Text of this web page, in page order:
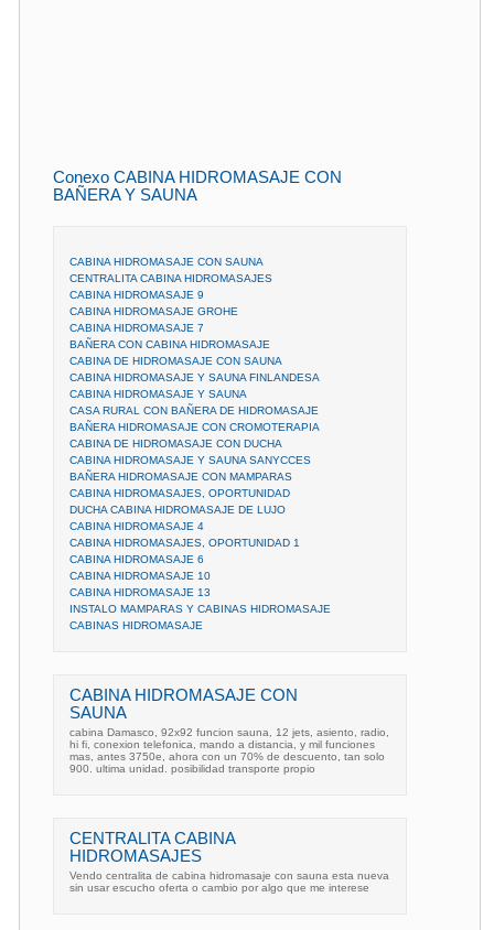
Conexo CABINA HIDROMASAJE CON
BAÑERA Y SAUNA
CABINA HIDROMASAJE CON SAUNA
CENTRALITA CABINA HIDROMASAJES
CABINA HIDROMASAJE 9
CABINA HIDROMASAJE GROHE
CABINA HIDROMASAJE 7
BAÑERA CON CABINA HIDROMASAJE
CABINA DE HIDROMASAJE CON SAUNA
CABINA HIDROMASAJE Y SAUNA FINLANDESA
CABINA HIDROMASAJE Y SAUNA
CASA RURAL CON BAÑERA DE HIDROMASAJE
BAÑERA HIDROMASAJE CON CROMOTERAPIA
CABINA DE HIDROMASAJE CON DUCHA
CABINA HIDROMASAJE Y SAUNA SANYCCES
BAÑERA HIDROMASAJE CON MAMPARAS
CABINA HIDROMASAJES, OPORTUNIDAD
DUCHA CABINA HIDROMASAJE DE LUJO
CABINA HIDROMASAJE 4
CABINA HIDROMASAJES, OPORTUNIDAD 1
CABINA HIDROMASAJE 6
CABINA HIDROMASAJE 10
CABINA HIDROMASAJE 13
INSTALO MAMPARAS Y CABINAS HIDROMASAJE
CABINAS HIDROMASAJE
CABINA HIDROMASAJE CON
SAUNA
cabina Damasco, 92x92 funcion sauna, 12 jets, asiento, radio,
hi fi, conexion telefonica, mando a distancia, y mil funciones
mas, antes 3750e, ahora con un 70% de descuento, tan solo
900. ultima unidad. posibilidad transporte propio
CENTRALITA CABINA
HIDROMASAJES
Vendo centralita de cabina hidromasaje con sauna esta nueva
sin usar escucho oferta o cambio por algo que me interese